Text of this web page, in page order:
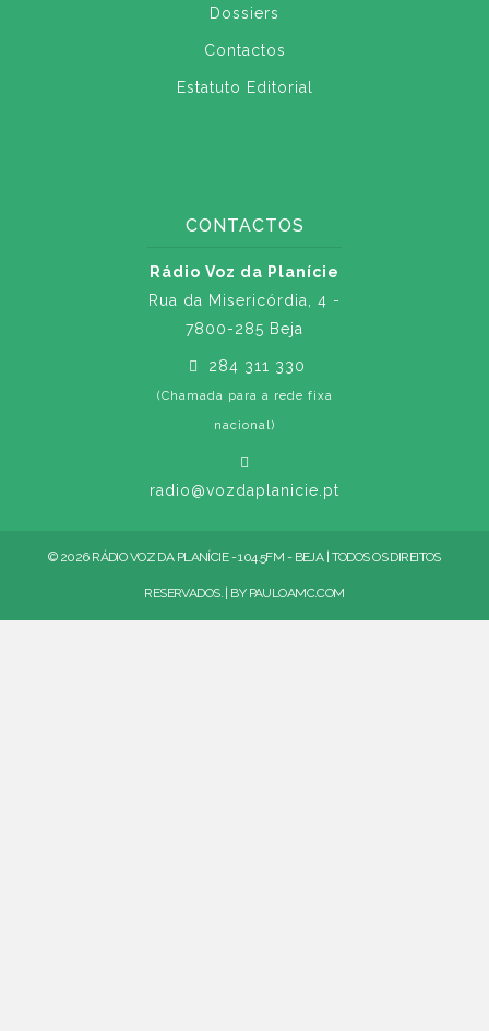
Dossiers
Contactos
Estatuto Editorial
CONTACTOS
Rádio Voz da Planície
Rua da Misericórdia, 4 -
7800-285 Beja
284 311 330
(Chamada para a rede fixa
nacional)
radio@vozdaplanicie.pt
© 2026 RÁDIO VOZ DA PLANÍCIE - 104.5FM - BEJA | TODOS OS DIREITOS
RESERVADOS. | BY PAULOAMC.COM